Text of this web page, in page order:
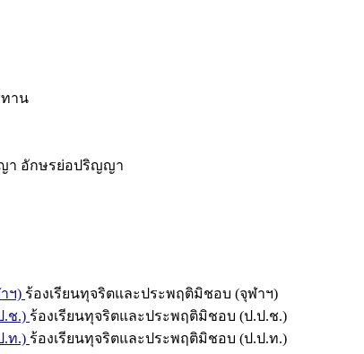
ทาน
า อักษรย่อปริญญา
ฯ) ร้องเรียนทุจริตและประพฤติมิชอบ (จุฬาฯ)
.ช.) ร้องเรียนทุจริตและประพฤติมิชอบ (ป.ป.ช.)
.ท.) ร้องเรียนทุจริตและประพฤติมิชอบ (ป.ป.ท.)